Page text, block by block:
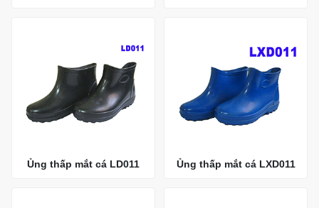
Ủng thấp mắt cá LD011 Ủng thấp mắt cá LXD011